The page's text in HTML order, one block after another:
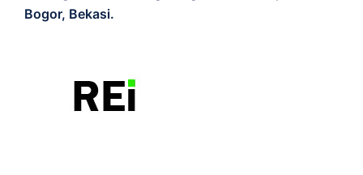
Bogor, Bekasi.